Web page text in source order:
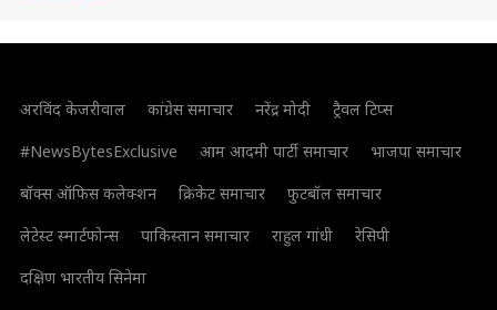
अरविंद केजरीवाल कांग्रेस समाचार नरेंद्र मोदी
ट्रैवल टिप्स
#NewsBytesExclusive
आम आदमी पार्टी समाचार
भाजपा समाचार
बॉक्स ऑफिस कलेक्शन
क्रिकेट समाचार
फुटबॉल समाचार
लेटेस्ट स्मार्टफोन्स
पाकिस्तान समाचार राहुल गांधी
रेसिपी
दक्षिण भारतीय सिनेमा